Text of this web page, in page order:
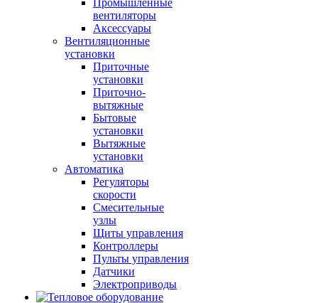
Промышленные
вентиляторы
Аксессуары
Вентиляционные
установки
Приточные
установки
Приточно-
вытяжные
Бытовые
установки
Вытяжные
установки
Автоматика
Регуляторы
скорости
Смесительные
узлы
Щиты управления
Контроллеры
Пульты управления
Датчики
Электроприводы